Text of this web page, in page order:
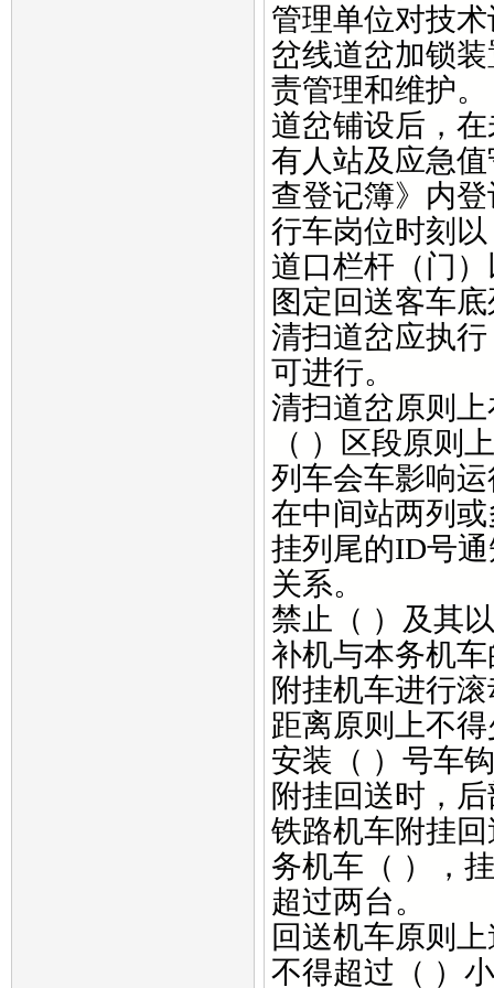
管理单位对技
岔线道岔加锁
责管理和维护。
道岔铺设后，
有人站及应急
查登记簿》内
行车岗位时刻
道口栏杆（门
图定回送客车
清扫道岔应执
可进行。
清扫道岔原则
（ ）区段原则
列车会车影响
在中间站两列
挂列尾的ID号
关系。
禁止（ ）及其
补机与本务机
附挂机车进行
距离原则上不
安装（ ）号车
附挂回送时，
铁路机车附挂
务机车（ ），
超过两台。
回送机车原则
不得超过（ ）